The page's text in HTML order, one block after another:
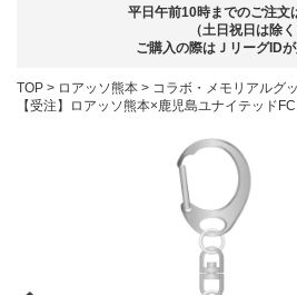
平日午前10時までのご注文
（土日祝日は除く
ご購入の際はＪリーグIDが
TOP ロアッソ熊本
コラボ・メモリアルグ
【受注】ロアッソ熊本×鹿児島ユナイテッド